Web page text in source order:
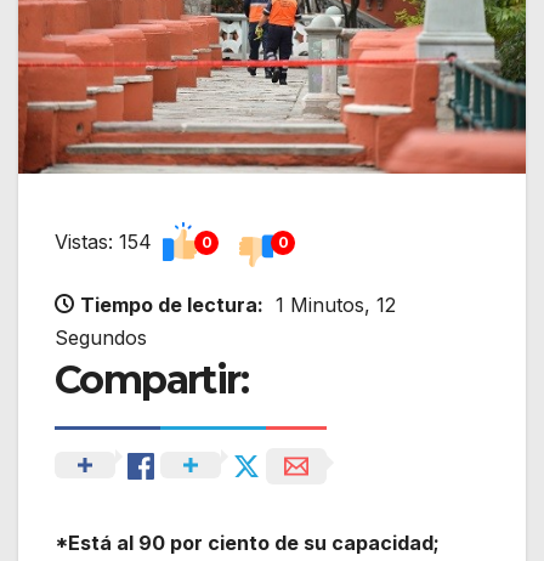
Vistas: 154 0 0
Tiempo de lectura: 1 Minutos, 12
Segundos
Compartir:
*Está al 90 por ciento de su capacidad;